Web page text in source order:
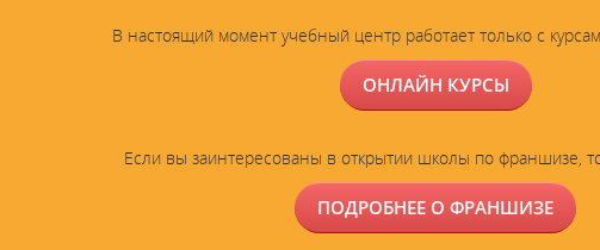
В настоящий момент учебный центр работает только с
ОНЛАЙН КУРСЫ
Если вы заинтересованы в открытии школы по франшизе,
ПОДРОБНЕЕ О ФРАНШИЗЕ